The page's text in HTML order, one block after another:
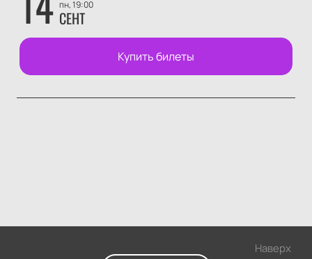
пн, 19:00
СЕНТ
Купить билеты
Наверх